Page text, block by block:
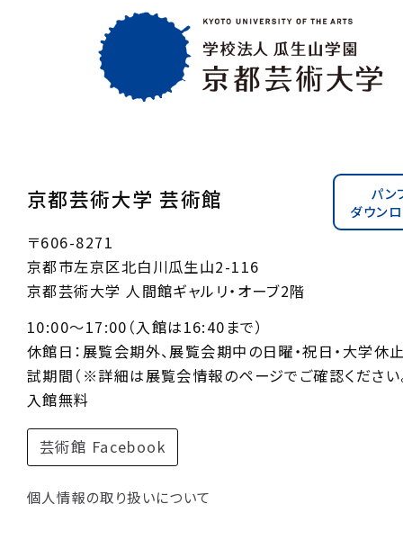
京都芸術大学 芸術館
パン
ダウン
〒606-8271
京都市左京区北白川瓜生山2-116
京都芸術大学 人間館ギャルリ・オーブ2階
10:00〜17:00（入館は16:40まで）
休館日：展覧会期外、展覧会期中の日曜・祝日・大学休
試期間（※詳細は展覧会情報のページでご確認ください
入館無料
芸術館 Facebook
個人情報の取り扱いについて